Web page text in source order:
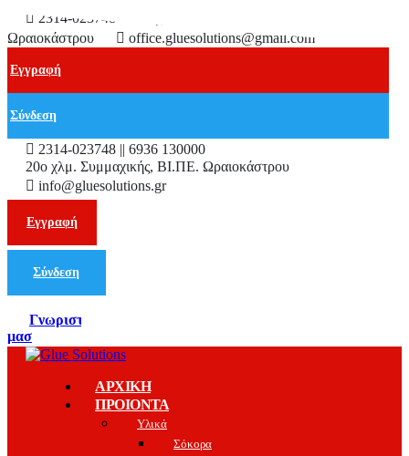
2314-023748
Ωραιοκάστρου
office.gluesolutions@gmail.com
Εγγραφή
Σύνδεση
2314-023748 || 6936 130000
20ο χλμ. Συμμαχικής, ΒΙ.ΠΕ. Ωραιοκάστρου
info@gluesolutions.gr
Εγγραφή
Σύνδεση
Γνωριστε
μασ
ΑΡΧΙΚΗ
ΠΡΟΙΟΝΤΑ
Υλικά
Σόκορα